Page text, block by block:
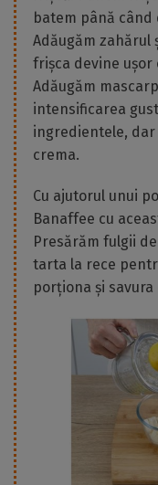
batem până
Adăugăm zahărul
frișca devine ușor
Adăugăm
intensificarea
ingredientele, dar
crema.
Cu ajutorul unui
Banaffee cu
Presărăm fulgii
tarta la rece
porționa și savura